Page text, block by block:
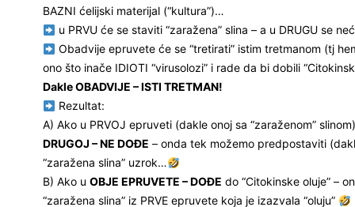
BAZNI ćelijski materijal (“kultura”)…
u PRVU će se staviti “zaražena” slina – a u DRUGU se
Obadvije epruvete će se “tretirati” istim tretmanom (tj
ono što inače IDIOTI “virusolozi” i rade da bi dobili
Dakle OBADVIJE – ISTI TRETMAN!
Rezultat:
A) Ako u PRVOJ epruveti (dakle onoj sa “zaraženom”
DRUGOJ – NE DOĐE – onda tek možemo predpostaviti
“zaražena slina” uzrok…
B) Ako u OBJE EPRUVETE – DOĐE do “Citokinske oluje” –
“zaražena slina” iz PRVE epruvete koja je izazvala “oluju”